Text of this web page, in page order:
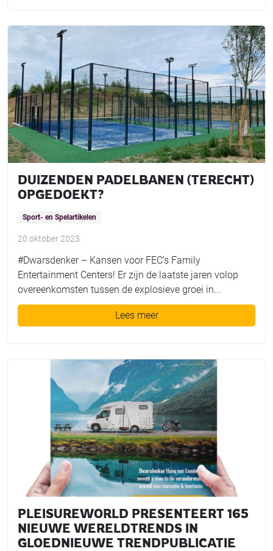
DUIZENDEN PADELBANEN (TERECHT)
OPGEDOEKT?
Sport- en Spelartikelen
20 oktober 2023
#Dwarsdenker – Kansen voor FEC’s Family
Entertainment Centers! Er zijn de laatste jaren volop
overeenkomsten tussen de explosieve groei in...
Lees meer
PLEISUREWORLD PRESENTEERT 165
NIEUWE WERELDTRENDS IN
GLOEDNIEUWE TRENDPUBLICATIE